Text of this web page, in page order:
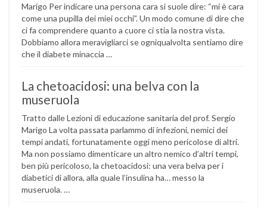
Marigo Per indicare una persona cara si suole dire: “mi è cara
come una pupilla dei miei occhi”. Un modo comune di dire che
ci fa comprendere quanto a cuore ci stia la nostra vista.
Dobbiamo allora meravigliarci se ogniqualvolta sentiamo dire
che il diabete minaccia …
La chetoacidosi: una belva con la
museruola
Tratto dalle Lezioni di educazione sanitaria del prof. Sergio
Marigo La volta passata parlammo di infezioni, nemici dei
tempi andati, fortunatamente oggi meno pericolose di altri.
Ma non possiamo dimenticare un altro nemico d’altri tempi,
ben più pericoloso, la chetoacidosi: una vera belva per i
diabetici di allora, alla quale l’insulina ha… messo la
museruola. …